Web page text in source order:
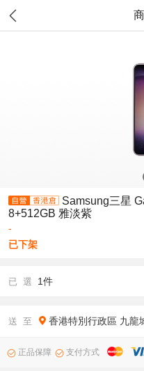
Samsung三星
8+512GB 雅淡紫
-
已下架
已 選 1件
送 至 香港特別行政區 九龍
正品保障 支付方式